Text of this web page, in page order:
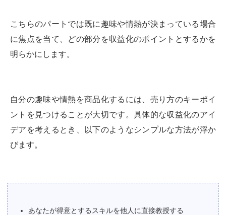
こちらのパートでは既に趣味や情熱が決まっている場合
に焦点を当て、どの部分を収益化のポイントとするかを
明らかにします。
自分の趣味や情熱を商品化するには、売り方のキーポイ
ントを見つけることが大切です。具体的な収益化のアイ
デアを考えるとき、以下のようなシンプルな方法が浮か
びます。
あなたが得意とするスキルを他人に直接教授する